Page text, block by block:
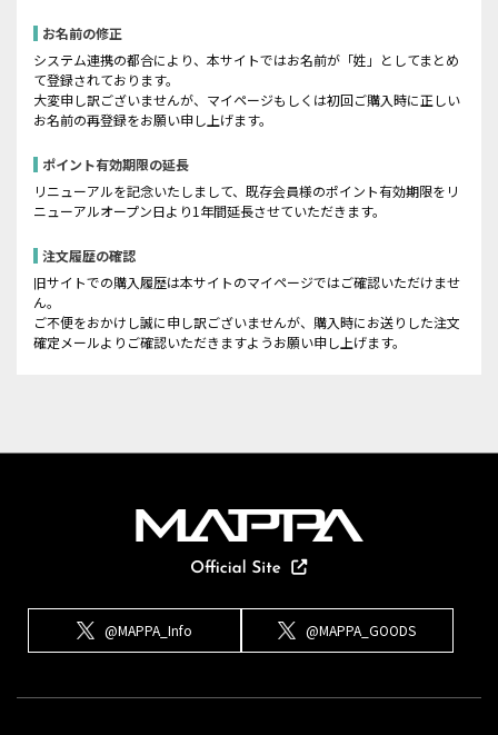
お名前の修正
システム連携の都合により、本サイトではお名前が「姓」としてまとめ
て登録されております。
大変申し訳ございませんが、マイページもしくは初回ご購入時に正しい
お名前の再登録をお願い申し上げます。
ポイント有効期限の延長
リニューアルを記念いたしまして、既存会員様のポイント有効期限をリ
ニューアルオープン日より1年間延長させていただきます。
注文履歴の確認
旧サイトでの購入履歴は本サイトのマイページではご確認いただけませ
ん。
ご不便をおかけし誠に申し訳ございませんが、購入時にお送りした注文
確定メールよりご確認いただきますようお願い申し上げます。
@MAPPA_Info @MAPPA_GOODS